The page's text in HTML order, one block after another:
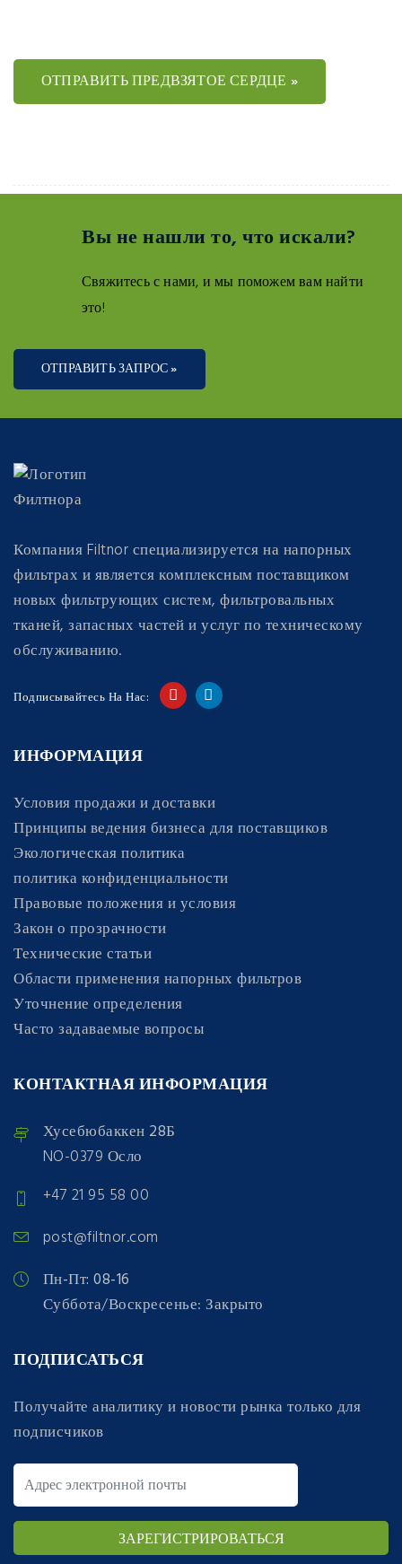
ОТПРАВИТЬ ПРЕДВЗЯТОЕ СЕРДЦЕ »
Вы не нашли то, что искали?
Свяжитесь с нами, и мы поможем вам найти
это!
ОТПРАВИТЬ ЗАПРОС »
Компания Filtnor специализируется на напорных
фильтрах и является комплексным поставщиком
новых фильтрующих систем, фильтровальных
тканей, запасных частей и услуг по техническому
обслуживанию.
Подписывайтесь На Нас:
ИНФОРМАЦИЯ
Условия продажи и доставки
Принципы ведения бизнеса для поставщиков
Экологическая политика
политика конфиденциальности
Правовые положения и условия
Закон о прозрачности
Технические статьи
Области применения напорных фильтров
Уточнение определения
Часто задаваемые вопросы
КОНТАКТНАЯ ИНФОРМАЦИЯ
Хусебюбаккен 28Б
NO-0379 Осло
+47 21 95 58 00
post@filtnor.com
Пн-Пт: 08-16
Суббота/Воскресенье: Закрыто
ПОДПИСАТЬСЯ
Получайте аналитику и новости рынка только для
подписчиков